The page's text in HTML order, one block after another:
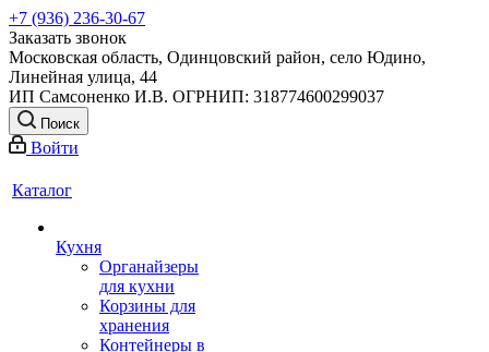
+7 (936) 236-30-67
Заказать звонок
Московская область, Одинцовский район, село Юдино,
Линейная улица, 44
ИП Самсоненко И.В. ОГРНИП: 318774600299037
Поиск
Войти
Каталог
Кухня
Органайзеры
для кухни
Корзины для
хранения
Контейнеры в